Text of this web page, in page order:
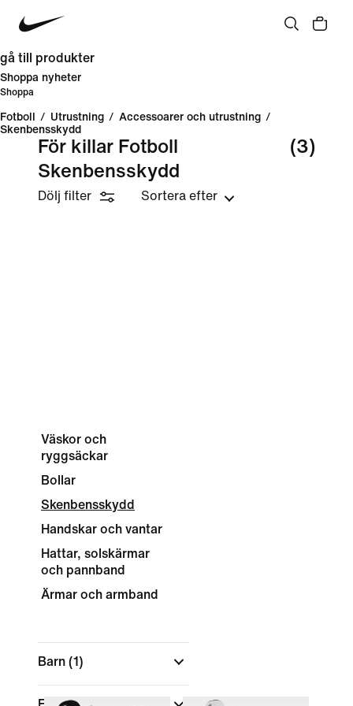
gå till produkter
Shoppa nyheter
Shoppa
Fotboll / Utrustning / Accessoarer och utrustning /
Skenbensskydd
För killar Fotboll
Skenbensskydd
(3)
Dölj filter Sortera efter
Väskor och
ryggsäckar
Bollar
Skenbensskydd
Handskar och vantar
Hattar, solskärmar
och pannband
Ärmar och armband
Barn (1)